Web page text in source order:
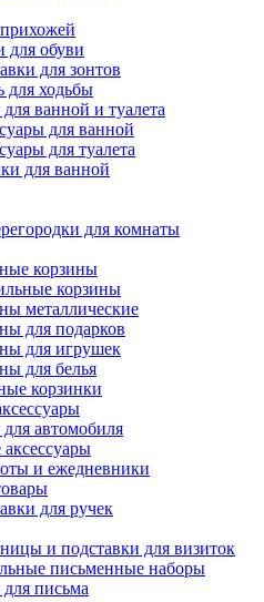
для обуви
для зонтов
для ходьбы
ванной и туалета
для ванной
для туалета
для ванной
для комнаты
корзины
корзины
металлические
для подарков
для игрушек
для белья
корзинки
автомобиля
и ежедневники
для ручек
и подставки для визиток
письменные наборы
письма